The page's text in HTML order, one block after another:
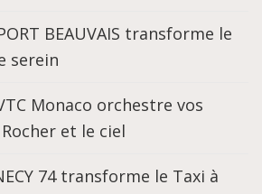
BEAUVAIS transforme le
serein
Monaco orchestre vos
et le ciel
74 transforme le Taxi à